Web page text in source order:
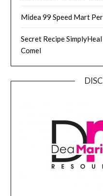
Midea 99 Speed Mart
Secret Recipe
Comel